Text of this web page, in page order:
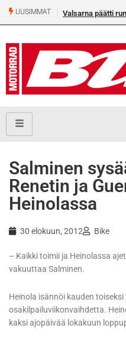
UUSIMMAT Valsarna päätti
Salminen
Renetin ja
Heinolassa
30 elokuun, 2012 Bike
– Kaikki toimii ja Heinolassa
vakuuttaa Salminen.
Heinola isännöi kauden
osakilpailuviikonvaihdetta.
kaksi ajopäivää lokakuun